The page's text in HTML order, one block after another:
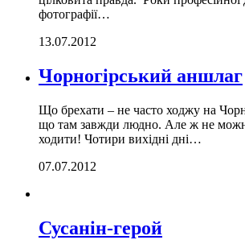
фотографії…
13.07.2012
Чорногірський аншлаг
Що брехати – не часто ходжу на
що там завжди людно. Але ж не
ходити! Чотири вихідні дні…
07.07.2012
Сусанін-герой